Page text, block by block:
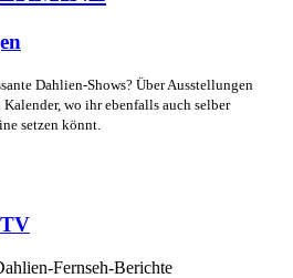
Dahlien-Shows? Über Ausstellungen
wo ihr ebenfalls auch selber
setzen könnt.
Fernseh-Berichte